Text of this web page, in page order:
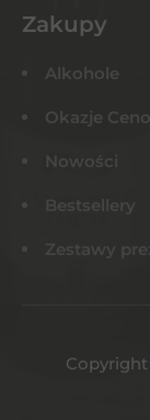
Zakupy
Alkohole
Okazje
Nowości
Bestsellery
Zestawy
Copyright